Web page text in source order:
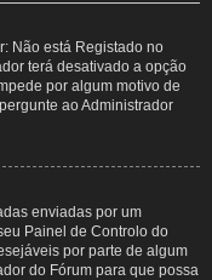
Não está Registado no
terá desativado a opção
por algum motivo de
ao Administrador
enviadas por um
Painel de Controlo do
por parte de algum
do Fórum para que possa